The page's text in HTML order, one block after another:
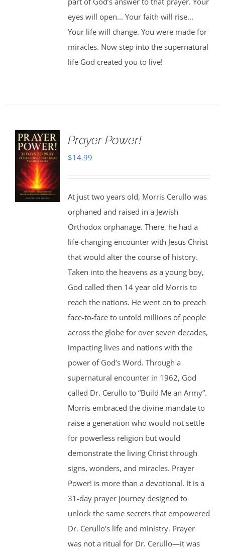
eyes will open... Your faith will rise...
Your life will change. You were made for
miracles. Now step into the supernatural
life God created you to live!
Prayer Power!
$14.99
At just two years old, Morris Cerullo was
orphaned and raised in a Jewish
Orthodox orphanage. There, he had a
life-changing encounter with Jesus Christ
that would alter the course of history.
Taken into the heavens as a young boy,
God called then 14 year old Morris to
reach the nations. He went on to preach
face-to-face to untold millions of people
across the globe for over seven decades,
impacting lives and nations with the
power of God’s Word. Through a
supernatural encounter in 1962, God
called Dr. Cerullo to “Build Me an Army”.
Morris embraced the divine mandate to
raise a generation who would not settle
for powerless religion but would
demonstrate the living Christ through
signs, wonders, and miracles. Prayer
Power! is more than a devotional. It is a
31-day prayer journey designed to
unlock the same secrets that empowered
Dr. Cerullo’s life and ministry. Prayer
was not a ritual for Dr. Cerullo—it was